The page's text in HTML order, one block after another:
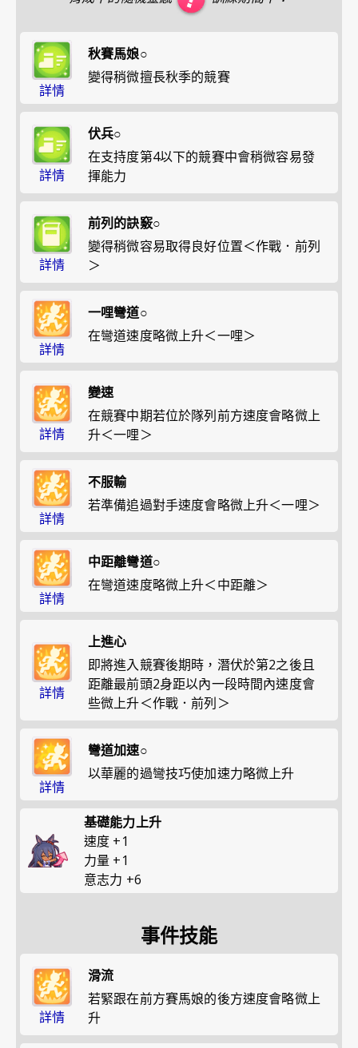
詳情
秋賽馬娘○
變得稍微擅長秋季的競賽
詳情
伏兵○
在支持度第4以下的競賽中會稍微容易發
揮能力
詳情
前列的訣竅○
變得稍微容易取得良好位置＜作戰．前列
＞
詳情
一哩彎道○
在彎道速度略微上升＜一哩＞
詳情
變速
在競賽中期若位於隊列前方速度會略微上
升＜一哩＞
詳情
不服輸
若準備追過對手速度會略微上升＜一哩＞
詳情
中距離彎道○
在彎道速度略微上升＜中距離＞
詳情
上進心
即將進入競賽後期時，潛伏於第2之後且
距離最前頭2身距以內一段時間內速度會
些微上升＜作戰．前列＞
詳情
彎道加速○
以華麗的過彎技巧使加速力略微上升
基礎能力上升
速度 +1
力量 +1
意志力 +6
事件技能
詳情
滑流
若緊跟在前方賽馬娘的後方速度會略微上
升